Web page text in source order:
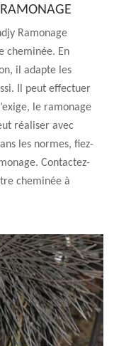
Ramonage
cheminée. En
il adapte les
Il peut effectuer
le ramonage
réaliser avec
les normes, fiez-
Contactez-
cheminée à